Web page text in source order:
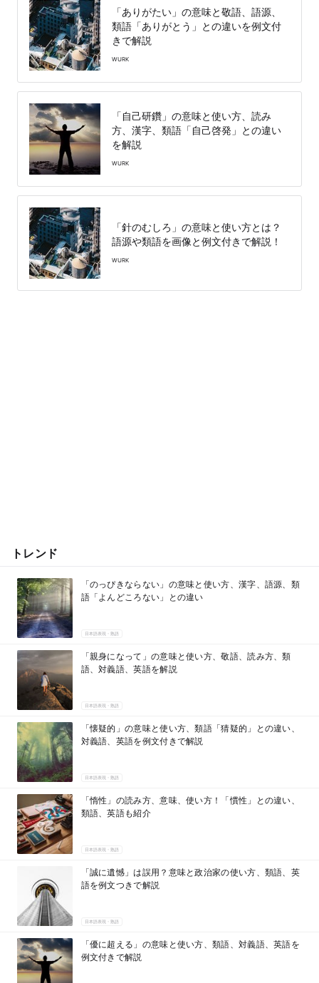
「ありがたい」の意味と敬語、語源、
類語「ありがとう」との違いを例文付
きで解説
WURK
「自己研鑽」の意味と使い方、読み
方、漢字、類語「自己啓発」との違い
を解説
WURK
「針のむしろ」の意味と使い方とは？
語源や類語を画像と例文付きで解説！
WURK
トレンド
「のっぴきならない」の意味と使い方、漢字、語源、類
語「よんどころない」との違い
日本語表現・熟語
「親身になって」の意味と使い方、敬語、読み方、類
語、対義語、英語を解説
日本語表現・熟語
「懐疑的」の意味と使い方、類語「猜疑的」との違い、
対義語、英語を例文付きで解説
日本語表現・熟語
「惰性」の読み方、意味、使い方！「慣性」との違い、
類語、英語も紹介
日本語表現・熟語
「誠に遺憾」は誤用？意味と政治家の使い方、類語、英
語を例文つきで解説
日本語表現・熟語
「優に超える」の意味と使い方、類語、対義語、英語を
例文付きで解説